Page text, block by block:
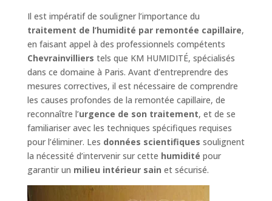
Il est impératif de souligner l’importance du
traitement de l’humidité par remontée capillaire,
en faisant appel à des professionnels compétents
Chevrainvilliers tels que KM HUMIDITÉ, spécialisés
dans ce domaine à Paris. Avant d’entreprendre des
mesures correctives, il est nécessaire de comprendre
les causes profondes de la remontée capillaire, de
reconnaître l’urgence de son traitement, et de se
familiariser avec les techniques spécifiques requises
pour l’éliminer. Les données scientifiques soulignent
la nécessité d’intervenir sur cette humidité pour
garantir un milieu intérieur sain et sécurisé.